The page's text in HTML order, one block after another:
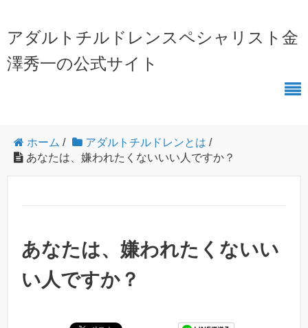
アダルトチルドレンスペシャリスト金
澤秀一の公式サイト
ホーム / アダルトチルドレンとは /
あなたは、嫌われたくないいい人ですか？
あなたは、嫌われたくないい
い人ですか？